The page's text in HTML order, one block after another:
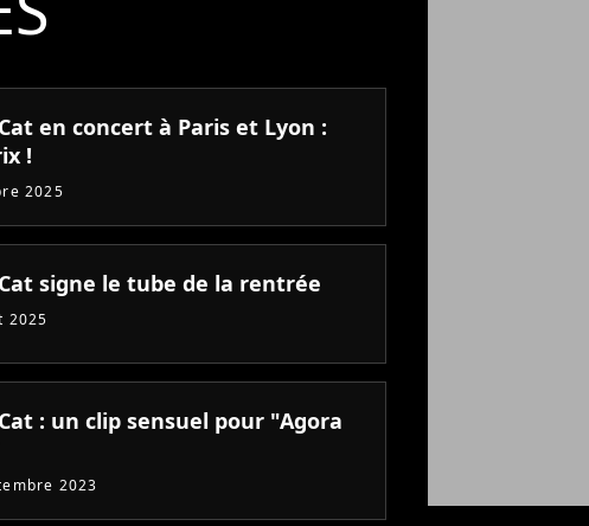
en concert à Paris et Lyon :
!
2025
signe le tube de la rentrée
2025
: un clip sensuel pour "Agora
2023